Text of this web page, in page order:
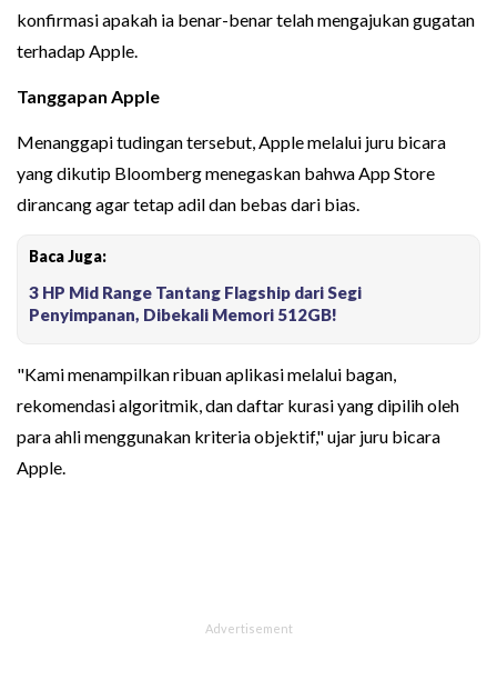
konfirmasi apakah ia benar-benar telah mengajukan gugatan
terhadap Apple.
Tanggapan Apple
Menanggapi tudingan tersebut, Apple melalui juru bicara
yang dikutip Bloomberg menegaskan bahwa App Store
dirancang agar tetap adil dan bebas dari bias.
Baca Juga:
3 HP Mid Range Tantang Flagship dari Segi
Penyimpanan, Dibekali Memori 512GB!
"Kami menampilkan ribuan aplikasi melalui bagan,
rekomendasi algoritmik, dan daftar kurasi yang dipilih oleh
para ahli menggunakan kriteria objektif," ujar juru bicara
Apple.